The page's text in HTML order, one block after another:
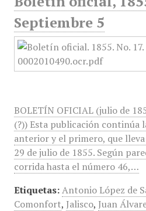
Septiembre 5
BOLETÍN OFICIAL (julio de
(?)) Esta publicación continúa
anterior y el primero, que lleva
29 de julio de 1855. Según
corrida hasta el número 46,…
Etiquetas: Antonio López de
Comonfort, Jalisco, Juan